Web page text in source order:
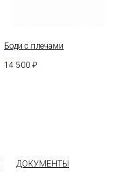
Боди с плечами
14 500 ₽
ДОКУМЕНТЫ